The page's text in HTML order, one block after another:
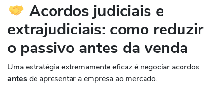
Acordos judiciais e
extrajudiciais: como reduzir
o passivo antes da venda
Uma estratégia extremamente eficaz é negociar acordos
antesde apresentar a empresa ao mercado.